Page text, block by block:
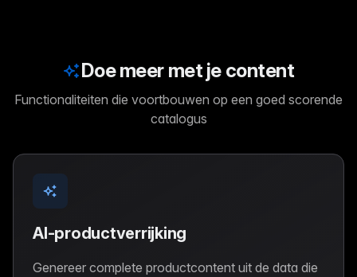
Doe meer met je content
Functionaliteiten die voortbouwen op een goed scorende
catalogus
AI-productverrijking
Genereer complete productcontent uit de data die